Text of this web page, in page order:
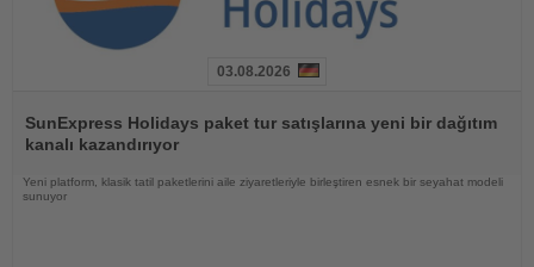
Oku
03.08.2026
SunExpress Holidays paket tur satışlarına yeni bir dağıtım
kanalı kazandırıyor
Yeni platform, klasik tatil paketlerini aile ziyaretleriyle birleştiren esnek bir seyahat modeli
sunuyor